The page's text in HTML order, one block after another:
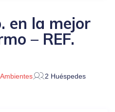
en la mejor
– REF.
2 Huéspedes